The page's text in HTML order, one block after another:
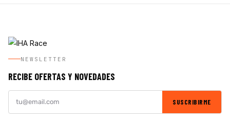
NEWSLETTER
RECIBE OFERTAS Y NOVEDADES
SUSCRIBIRME